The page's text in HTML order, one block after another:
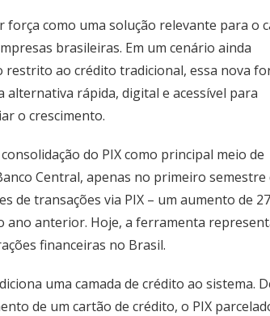
força como uma solução relevante para o
brasileiras. Em um cenário ainda
restrito ao crédito tradicional, essa nova
rápida, digital e acessível para
o crescimento.
do PIX como principal meio de
Central, apenas no primeiro semestre
de transações via PIX – um aumento de
ano anterior. Hoje, a ferramenta
financeiras no Brasil.
uma camada de crédito ao sistema.
de um cartão de crédito, o PIX